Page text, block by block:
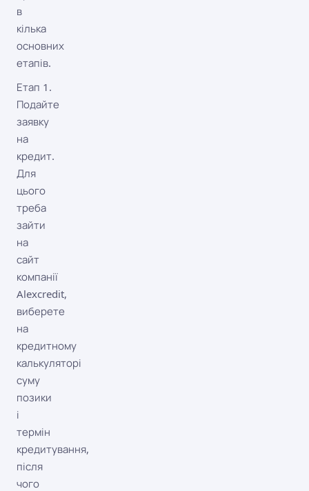
в
кілька
основних
етапів.
Етап 1.
Подайте
заявку
на
кредит.
Для
цього
треба
зайти
на
сайт
компанії
Alexcredit,
виберете
на
кредитному
калькуляторі
суму
позики
і
термін
кредитування,
після
чого